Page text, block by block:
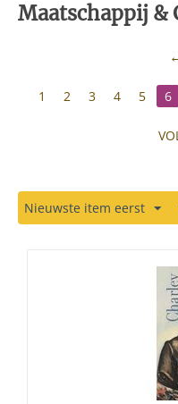
Maatschappij &
1 2 3 4 5 6
Nieuwste item eerst